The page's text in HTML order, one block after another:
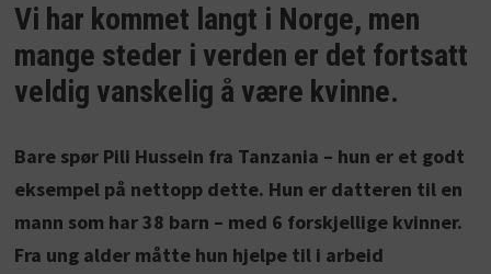
Vi har kommet langt i Norge, men
mange steder i verden er det fortsatt
veldig vanskelig å være kvinne.
Bare spør Pili Hussein fra Tanzania – hun er et godt
eksempel på nettopp dette. Hun er datteren til en
mann som har 38 barn – med 6 forskjellige kvinner.
Fra ung alder måtte hun hjelpe til i arbeid